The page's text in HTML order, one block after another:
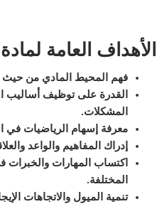
الأهداف العامة
فهم المحيط المادي من حيث
القدرة على توظيف أساليب
المشكلات.
معرفة إسهام الرياضيات في
إدراك المفاهيم والواعد
اكتساب المهارات والخبرات
المختلفة.
تنمية الميول والاتجاهات